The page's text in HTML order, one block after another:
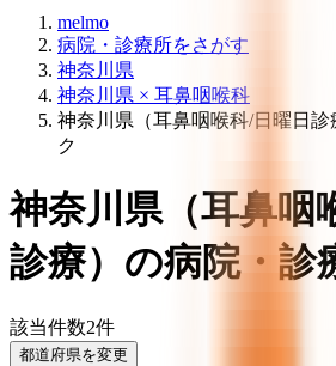
melmo
病院・診療所をさがす
神奈川県
神奈川県 × 耳鼻咽喉科
神奈川県（耳鼻咽喉科/日曜日
ク
神奈川県（耳鼻咽
診療） の病院・診
該当件数2件
都道府県を変更